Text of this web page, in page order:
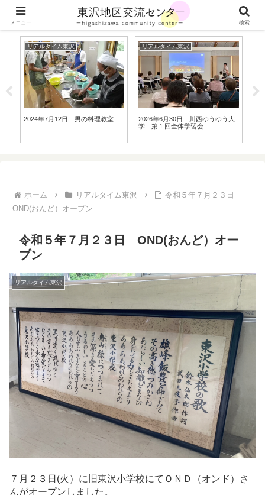
山形県川西町の東沢地区の最新情報をお届けします
リアルタイム東沢
2024年7月12日 男の料理教室
リアルタイム東沢
2026年6月30日 川西ゆうゆう大
学 第１回全体学習会
ホーム リアルタイム東沢
令和５年７月２３日
OND(おんど）オープン
令和５年７月２３日 OND(おんど）オー
プン
リアルタイム東沢
７月２３日(火）に旧東沢小学校にてＯＮＤ（オンド）さ
んがオープンしました。
メニュー 検索